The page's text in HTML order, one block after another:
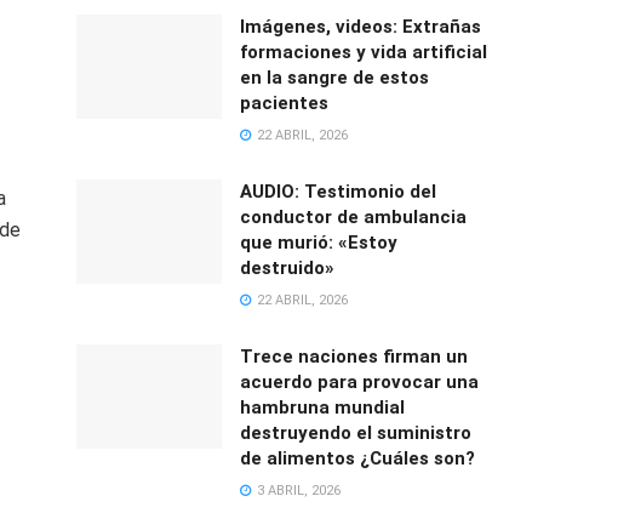
Imágenes, videos: Extrañas
formaciones y vida artificial
en la sangre de estos
pacientes
22 ABRIL, 2026
AUDIO: Testimonio del
conductor de ambulancia
que murió: «Estoy
destruido»
22 ABRIL, 2026
Trece naciones firman un
acuerdo para provocar una
hambruna mundial
destruyendo el suministro
de alimentos ¿Cuáles son?
3 ABRIL, 2026